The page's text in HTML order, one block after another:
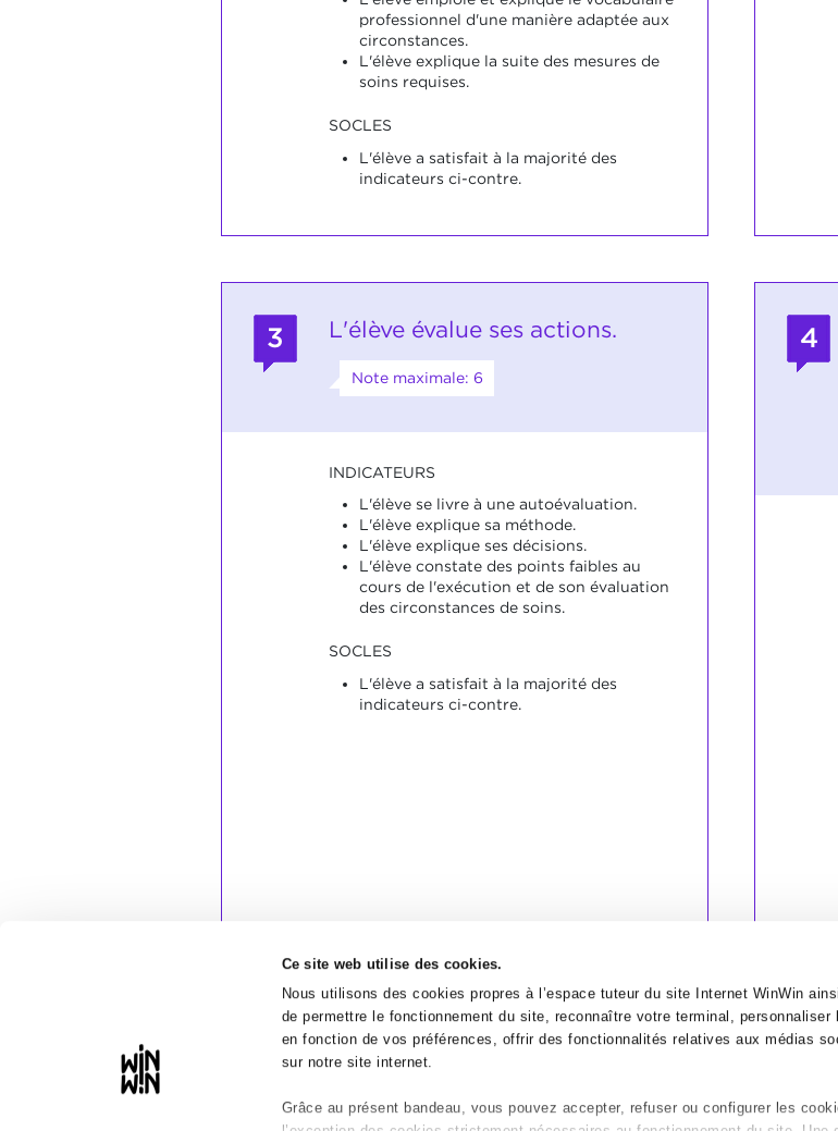
Ce site web utilise des cookies.
Nous utilisons des cookies propres à l’espace tuteur du site Internet WinWin
de permettre le fonctionnement du site, reconnaître votre terminal, personnaliser
en fonction de vos préférences, offrir des fonctionnalités relatives aux médias
sur notre site internet.
Grâce au présent bandeau, vous pouvez accepter, refuser ou configurer les
professionnel d'une manière adaptée aux
circonstances.
L'élève explique la suite des mesures de
soins requises.
SOCLES
L'élève a satisfait à la majorité des
indicateurs ci-contre.
3 L'élève évalue ses actions.
Note maximale: 6
INDICATEURS
L'élève se livre à une autoévaluation.
L'élève explique sa méthode.
L'élève explique ses décisions.
L'élève constate des points faibles au
cours de l'exécution et de son évaluation
des circonstances de soins.
SOCLES
L'élève a satisfait à la majorité des
indicateurs ci-contre.
4